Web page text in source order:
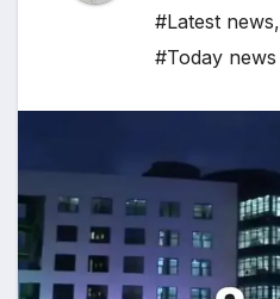
#Latest news,
#Today news